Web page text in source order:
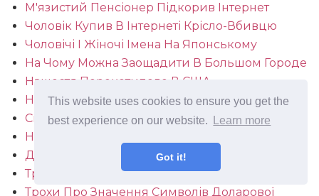
This website uses cookies to ensure you get the
best experience on our website.
Learn more
Got it!
М'язистий Пенсіонер Підкорив Інтернет
Чоловік Купив В Інтернеті Крісло-Вбивцю
Чоловічі І Жіночі Імена На Японському
На Чому Можна Заощадити В Большом Городе
Нашестя Перекотиполе В США
Наші Ментальні Помилки
Справжні Казки Братів Грімм
Невідомі Факти Про Відомих Книгах
Деякі Неймовірні Факти
Трохи Фактів Про Зброю
Трохи Про Значення Символів Доларової